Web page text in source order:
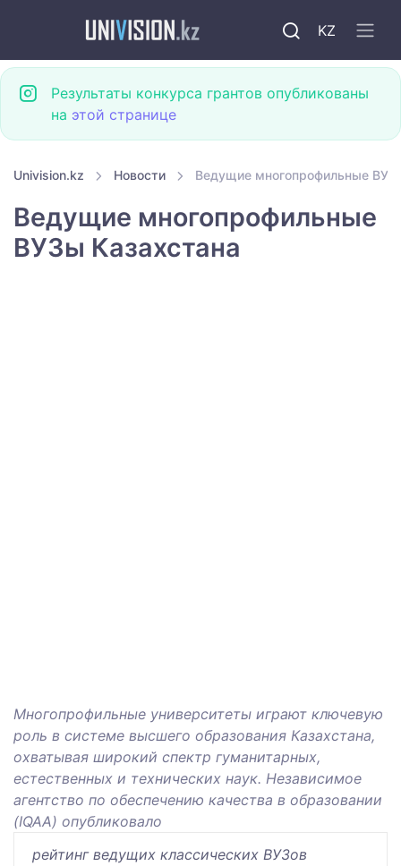
KZ
Результаты конкурса грантов опубликованы
на этой странице
Univision.kz Новости Ведущие многопрофильные
Ведущие многопрофильные
ВУЗы Казахстана
Многопрофильные университеты играют ключевую
роль в системе высшего образования Казахстана,
охватывая широкий спектр гуманитарных,
естественных и технических наук. Независимое
агентство по обеспечению качества в образовании
(IQAA) опубликовало
рейтинг ведущих классических ВУЗов